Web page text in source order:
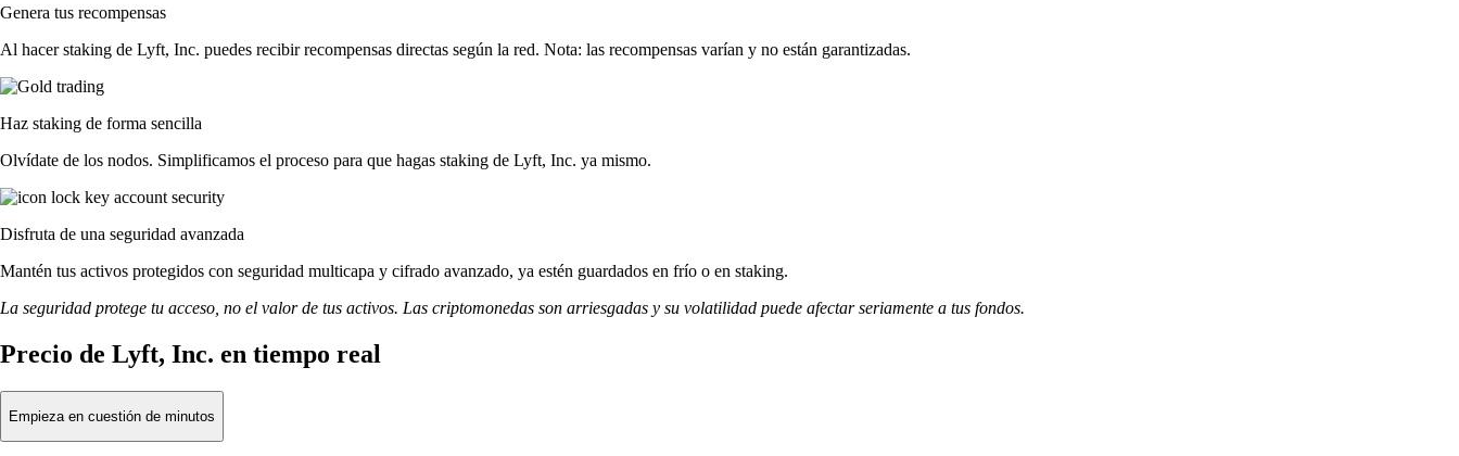
Genera tus recompensas
Al hacer staking de Lyft, Inc. puedes recibir recompensas directas según la red. Nota: las recompensas varían y no están garantizadas.
Haz staking de forma sencilla
Olvídate de los nodos. Simplificamos el proceso para que hagas staking de Lyft, Inc. ya mismo.
Disfruta de una seguridad avanzada
Mantén tus activos protegidos con seguridad multicapa y cifrado avanzado, ya estén guardados en frío o en staking.
La seguridad protege tu acceso, no el valor de tus activos. Las criptomonedas son arriesgadas y su volatilidad puede afectar seriamente a tus fondos.
Precio de Lyft, Inc. en tiempo real
Empieza en cuestión de minutos